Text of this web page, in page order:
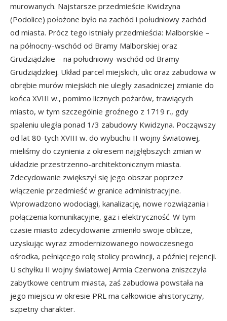
murowanych. Najstarsze przedmieście Kwidzyna
(Podolice) położone było na zachód i południowy zachód
od miasta. Prócz tego istniały przedmieścia: Malborskie –
na północny-wschód od Bramy Malborskiej oraz
Grudziądzkie – na południowy-wschód od Bramy
Grudziądzkiej. Układ parcel miejskich, ulic oraz zabudowa w
obrębie murów miejskich nie uległy zasadniczej zmianie do
końca XVIII w., pomimo licznych pożarów, trawiących
miasto, w tym szczególnie groźnego z 1719 r., gdy
spaleniu uległa ponad 1/3 zabudowy Kwidzyna. Począwszy
od lat 80-tych XVIII w. do wybuchu II wojny światowej,
mieliśmy do czynienia z okresem najgłębszych zmian w
układzie przestrzenno-architektonicznym miasta.
Zdecydowanie zwiększył się jego obszar poprzez
włączenie przedmieść w granice administracyjne.
Wprowadzono wodociągi, kanalizację, nowe rozwiązania i
połączenia komunikacyjne, gaz i elektryczność. W tym
czasie miasto zdecydowanie zmieniło swoje oblicze,
uzyskując wyraz zmodernizowanego nowoczesnego
ośrodka, pełniącego rolę stolicy prowincji, a później rejencji.
U schyłku II wojny światowej Armia Czerwona zniszczyła
zabytkowe centrum miasta, zaś zabudowa powstała na
jego miejscu w okresie PRL ma całkowicie ahistoryczny,
szpetny charakter.